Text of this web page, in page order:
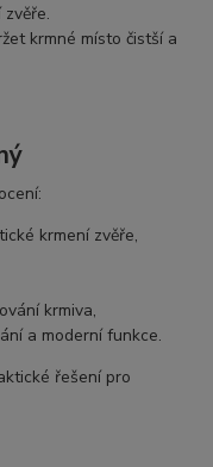
krmné místo čistší a
krmení zvěře,
krmiva,
a moderní funkce.
řešení pro